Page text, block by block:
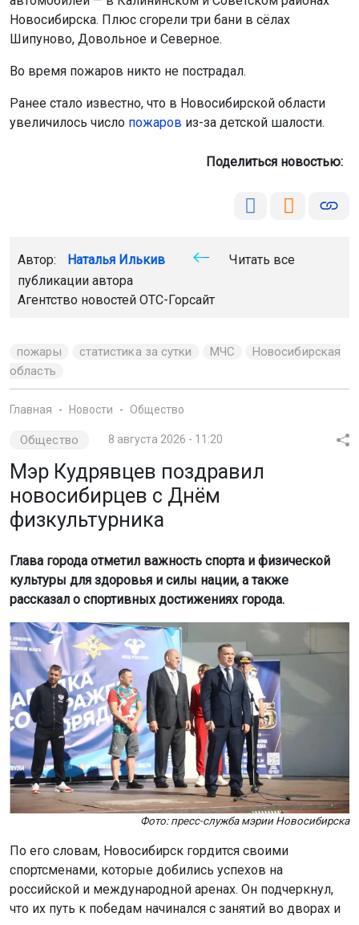
Новосибирска. Плюс сгорели три бани в сёлах
Шипуново, Довольное и Северное.
Во время пожаров никто не пострадал.
Ранее стало известно, что в Новосибирской области
увеличилось число пожаров из-за детской шалости.
Поделиться новостью:
Автор: Наталья Илькив
Читать все
публикации автора
Агентство новостей ОТС-Горсайт
пожары статистика за сутки МЧС
Новосибирская
область
Главная Новости Общество
Общество 8 августа 2026 - 11:20
Мэр Кудрявцев поздравил
новосибирцев с Днём
физкультурника
Глава города отметил важность спорта и физической
культуры для здоровья и силы нации, а также
рассказал о спортивных достижениях города.
Фото: пресс-служба мэрии Новосибирска
По его словам, Новосибирск гордится своими
спортсменами, которые добились успехов на
российской и международной аренах. Он подчеркнул,
что их путь к победам начинался с занятий во дворах и